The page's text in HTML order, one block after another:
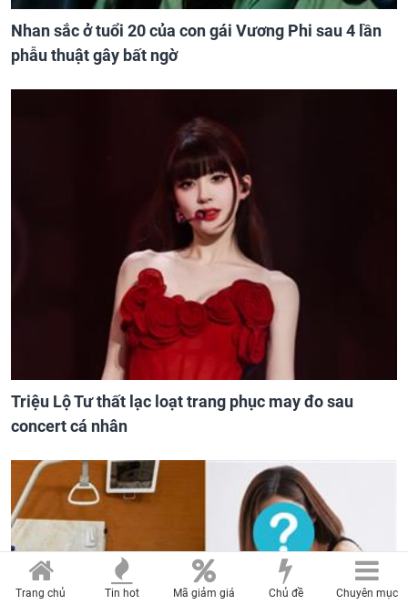
Nhan sắc ở tuổi 20 của con gái Vương Phi sau 4 lần
phẫu thuật gây bất ngờ
Triệu Lộ Tư thất lạc loạt trang phục may đo sau
concert cá nhân
Trang chủ Tin hot Mã giảm giá Chủ đề Chuyên mục